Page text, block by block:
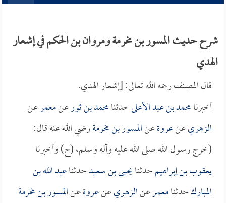
شرح حديث المسور بن مخرمة ومروان بن الحكم في إشعار
الهدي
قال المصنف رحمه الله تعالى: [إشعار الهدي.
أخبرنامحمد بن عبد الأعلىحدثنامحمد بن ثورعنمعمرعن
الزهريعنعروةعنالمسور بن مخرمةرضي الله عنه قال:
(خرج رسول الله صلى الله عليه وآله وسلم، (ح) وأخبرنا
يعقوب بن إبراهيمحدثنايحيى بن سعيدحدثناعبد الله بن
المباركحدثنامعمرعنالزهريعنعروةعنالمسور بن مخرمة